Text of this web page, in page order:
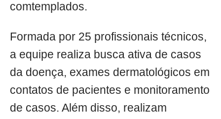
comtemplados.
Formada por 25 profissionais técnicos,
a equipe realiza busca ativa de casos
da doença, exames dermatológicos em
contatos de pacientes e monitoramento
de casos. Além disso, realizam